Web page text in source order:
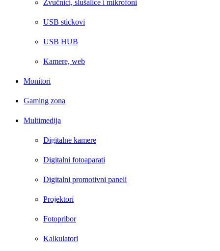
Zvučnici, slušalice i mikrofoni
USB stickovi
USB HUB
Kamere, web
Monitori
Gaming zona
Multimedija
Digitalne kamere
Digitalni fotoaparati
Digitalni promotivni paneli
Projektori
Fotopribor
Kalkulatori